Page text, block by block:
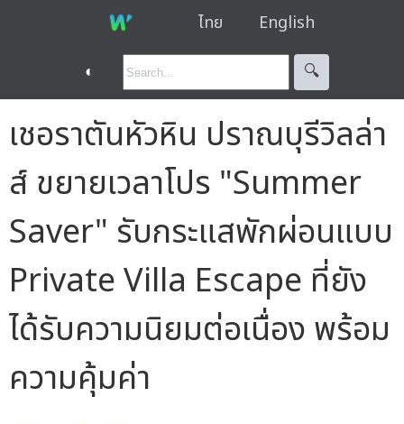
ไทย English
◐ 🔍︎
เชอราตันหัวหิน ปราณบุรีวิลล่า
ส์ ขยายเวลาโปร "Summer
Saver" รับกระแสพักผ่อนแบบ
Private Villa Escape ที่ยัง
ได้รับความนิยมต่อเนื่อง พร้อม
ความคุ้มค่า